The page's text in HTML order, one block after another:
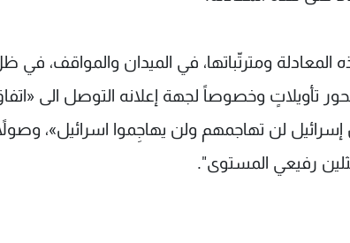
ومترتّباتها، في الميدان والمواقف، في
تأويلاتٍ وخصوصاً لجهة إعلانه التوصل الى
لن تهاجمهم ولن يهاجِموا اسرائيل»،
رفيعي المستوى".